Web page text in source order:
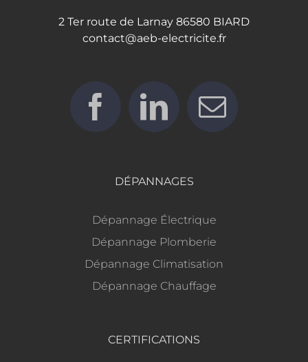
2 Ter route de Larnay 86580 BIARD
contact@aeb-electricite.fr
DÉPANNAGES
Dépannage Électrique
Dépannage Plomberie
Dépannage Climatisation
Dépannage Chauffage
CERTIFICATIONS